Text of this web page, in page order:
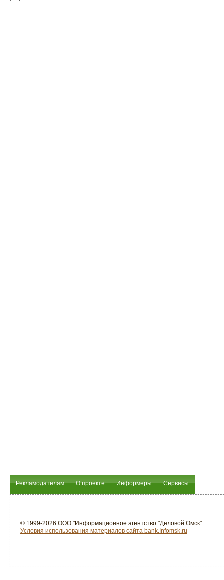
Рекламодателям О проекте Информеры Сервисы
© 1999-2026 ООО "Информационное агентство "Деловой Омск"
Условия использования материалов сайта bank.Infomsk.ru